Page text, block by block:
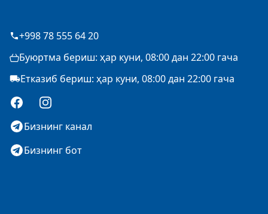
+998 78 555 64 20
Буюртма бериш: ҳар куни, 08:00 дан 22:00 гача
Етказиб бериш: ҳар куни, 08:00 дан 22:00 гача
FacebookInstagram
Бизнинг канал
Бизнинг бот